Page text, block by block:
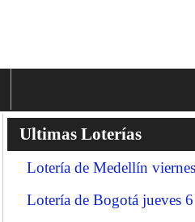
Ultimas Loterías
Lotería de Medellín
Lotería de Bogotá jueves